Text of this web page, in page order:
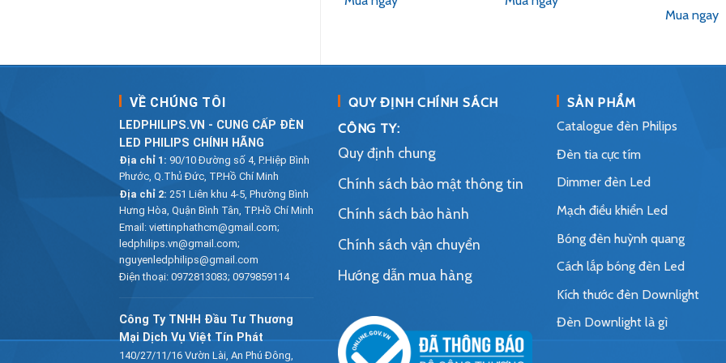
5 sao
5 sao
5
Mua ngay
VỀ CHÚNG TÔI
LEDPHILIPS.VN - CUNG CẤP ĐÈN
LED PHILIPS CHÍNH HÃNG
Địa chỉ 1: 90/10 Đường số 4, P.Hiệp Bình
Phước, Q.Thủ Đức, TP.Hồ Chí Minh
Địa chỉ 2: 251 Liên khu 4-5, Phường Bình
Hưng Hòa, Quận Bình Tân, TP.Hồ Chí Minh
Email: viettinphathcm@gmail.com;
ledphilips.vn@gmail.com;
nguyenledphilips@gmail.com
Điện thoại: 0972813083; 0979859114
Công Ty TNHH Đầu Tư Thương
Mại Dịch Vụ Việt Tín Phát
140/27/11/16 Vườn Lài, An Phú Đông,
QUY ĐỊNH CHÍNH SÁCH
CÔNG TY:
Quy định chung
Chính sách bảo mật thông tin
Chính sách bảo hành
Chính sách vận chuyển
Hướng dẫn mua hàng
SẢN PHẨM
Catalogue đèn Philips
Đèn tia cực tím
Dimmer đèn Led
Mạch điều khiển Led
Bóng đèn huỳnh quang
Cách lắp bóng đèn Led
Kích thước đèn Downlight
Đèn Downlight là gì